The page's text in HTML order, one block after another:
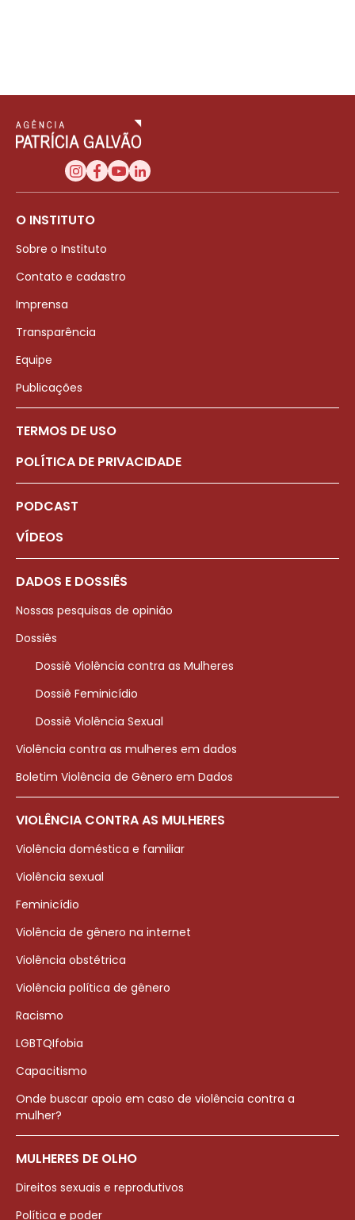
O INSTITUTO
Sobre o Instituto
Contato e cadastro
Imprensa
Transparência
Equipe
Publicações
TERMOS DE USO
POLÍTICA DE PRIVACIDADE
PODCAST
VÍDEOS
DADOS E DOSSIÊS
Nossas pesquisas de opinião
Dossiês
Dossiê Violência contra as Mulheres
Dossiê Feminicídio
Dossiê Violência Sexual
Violência contra as mulheres em dados
Boletim Violência de Gênero em Dados
VIOLÊNCIA CONTRA AS MULHERES
Violência doméstica e familiar
Violência sexual
Feminicídio
Violência de gênero na internet
Violência obstétrica
Violência política de gênero
Racismo
LGBTQIfobia
Capacitismo
Onde buscar apoio em caso de violência contra a
mulher?
MULHERES DE OLHO
Direitos sexuais e reprodutivos
Política e poder